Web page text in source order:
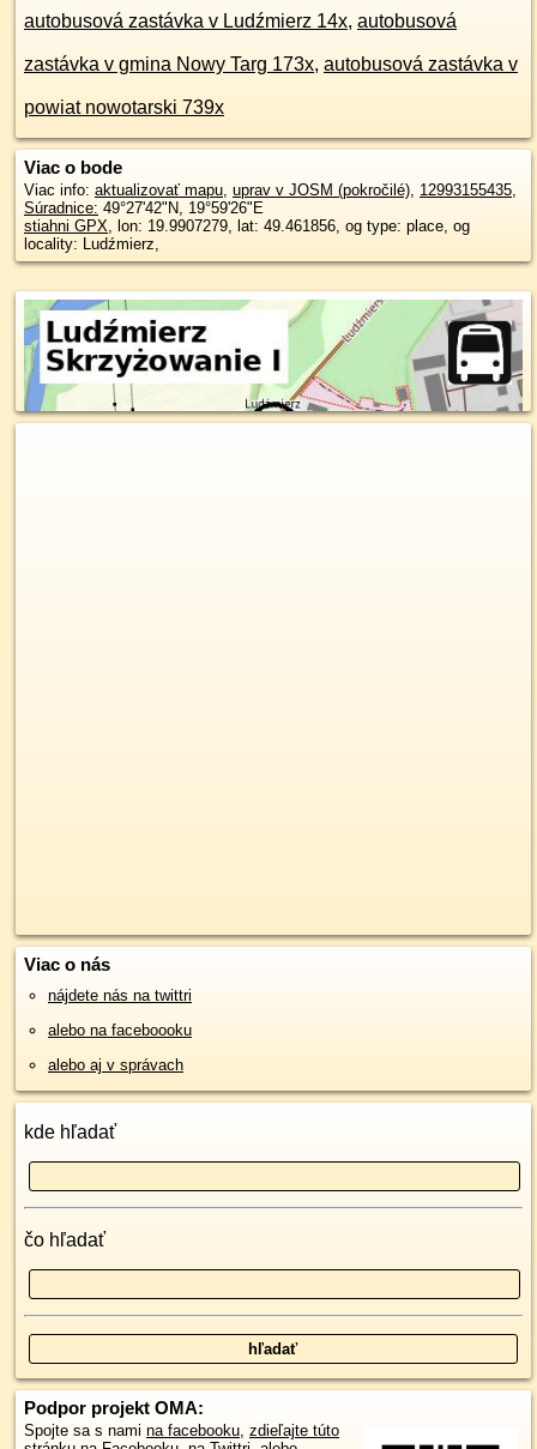
autobusová zastávka v Ludźmierz 14x, autobusová
zastávka v gmina Nowy Targ 173x, autobusová zastávka v
powiat nowotarski 739x
Viac o bode
Viac info: aktualizovať mapu, uprav v JOSM (pokročilé), 12993155435,
Súradnice: 49°27'42"N, 19°59'26"E
stiahni GPX, lon: 19.9907279, lat: 49.461856, og type: place, og
locality: Ludźmierz,
Viac o nás
nájdete nás na twittri
alebo na faceboooku
alebo aj v správach
kde hľadať
čo hľadať
Podpor projekt OMA:
Spojte sa s nami na facebooku, zdieľajte túto